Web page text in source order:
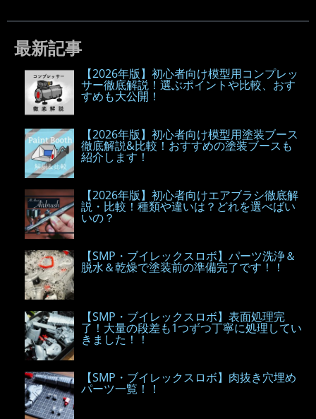
最新記事
【2026年版】初心者向け模型用コンプレッ
サー徹底解説！選ぶポイントや比較、おす
すめも大公開！
【2026年版】初心者向け模型用塗装ブース
徹底解説&比較！おすすめの塗装ブースも
紹介します！
【2026年版】初心者向けエアブラシ徹底解
説・比較！種類や違いは？どれを選べばい
いの？
【SMP・ブイレックスロボ】パーツ洗浄＆
脱水＆乾燥で塗装前の準備完了です！！
【SMP・ブイレックスロボ】表面処理完
了！大量の段差も1つずつ丁寧に処理してい
きました！！
【SMP・ブイレックスロボ】肉抜き穴埋め
パーツ一覧！！